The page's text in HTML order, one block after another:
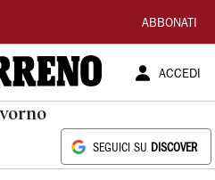
ABBONATI
ACCEDI
SEGUICI SU DISCOVER